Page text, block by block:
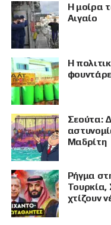
Η μοίρα
Αιγαίο
Η
Σεούτα:
Μαδρίτη
Ρήγμα
Τουρκία,
χτίζουν